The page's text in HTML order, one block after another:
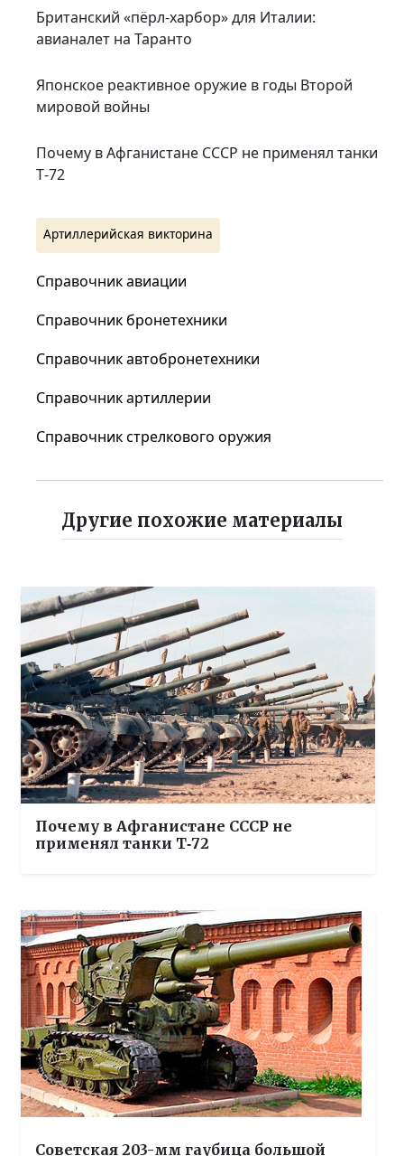
Британский «пёрл-харбор» для Италии:
авианалет на Таранто
Японское реактивное оружие в годы Второй
мировой войны
Почему в Афганистане СССР не применял танки
Т‑72
Артиллерийская викторина
Справочник авиации
Справочник бронетехники
Справочник автобронетехники
Справочник артиллерии
Справочник стрелкового оружия
Другие похожие материалы
Почему в Афганистане СССР не
применял танки Т‑72
Советская 203-мм гаубица большой